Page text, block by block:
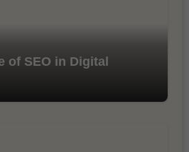
of SEO in Digital